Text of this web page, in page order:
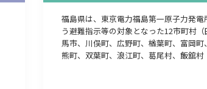
福島県は、東京電力福島第一原子力発電
う避難指示等の対象となった12市町村
馬市、川俣町、広野町、楢葉町、富岡町
熊町、双葉町、浪江町、葛尾村、飯舘村